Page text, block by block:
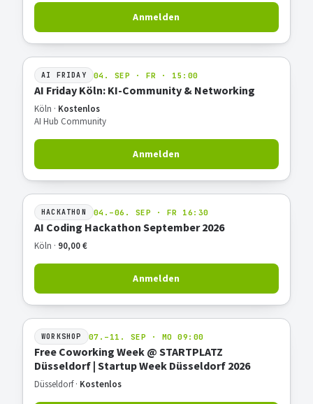
Anmelden
AI FRIDAY 04. SEP · FR · 15:00
AI Friday Köln: KI-Community & Networking
Köln · Kostenlos
AI Hub Community
Anmelden
HACKATHON 04.–06. SEP · FR 16:30
AI Coding Hackathon September 2026
Köln · 90,00 €
Anmelden
WORKSHOP 07.–11. SEP · MO 09:00
Free Coworking Week @ STARTPLATZ
Düsseldorf | Startup Week Düsseldorf 2026
Düsseldorf · Kostenlos